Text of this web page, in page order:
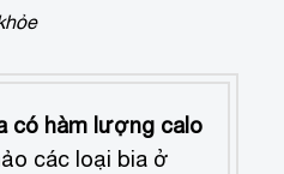
có hàm lượng calo
các loại bia ở